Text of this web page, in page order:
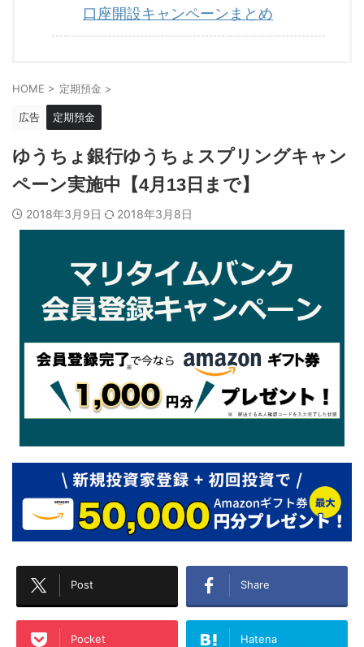
口座開設キャンペーンまとめ
HOME > 定期預金 >
広告 定期預金
ゆうちょ銀行ゆうちょスプリングキャン
ペーン実施中【4月13日まで】
2018年3月9日 2018年3月8日
Post Share
Pocket Hatena